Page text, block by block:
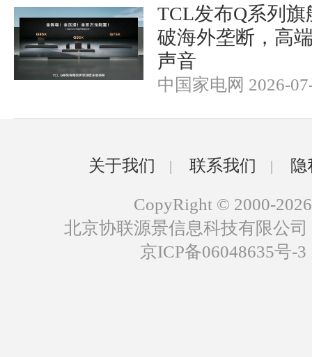
TCL发布Q系列
破海外垄断，高
声音
中国家电网 2026-
关于我们 | 联系我们 |
CopyRight © 2000-2026
北京协联源景信息科技有限公
京ICP备06048635号-3